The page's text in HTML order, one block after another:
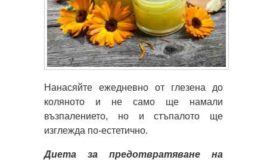
Нанасяйте ежедневно от глезена до
коляното и не само ще намали
възпалението, но и стъпалото ще
изглежда по-естетично.
Диета за предотвратяване на